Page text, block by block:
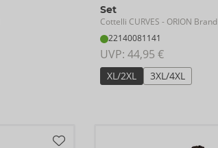
Set
Cottelli CURVES - ORION Brand
22140081141
UVP: 44,95 €
XL/2XL 3XL/4XL